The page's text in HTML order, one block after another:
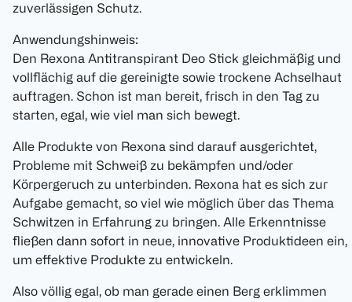
zuverlässigen Schutz.
Anwendungshinweis:
Den Rexona Antitranspirant Deo Stick gleichmäßig und
vollflächig auf die gereinigte sowie trockene Achselhaut
auftragen. Schon ist man bereit, frisch in den Tag zu
starten, egal, wie viel man sich bewegt.
Alle Produkte von Rexona sind darauf ausgerichtet,
Probleme mit Schweiß zu bekämpfen und/oder
Körpergeruch zu unterbinden. Rexona hat es sich zur
Aufgabe gemacht, so viel wie möglich über das Thema
Schwitzen in Erfahrung zu bringen. Alle Erkenntnisse
fließen dann sofort in neue, innovative Produktideen ein,
um effektive Produkte zu entwickeln.
Also völlig egal, ob man gerade einen Berg erklimmen